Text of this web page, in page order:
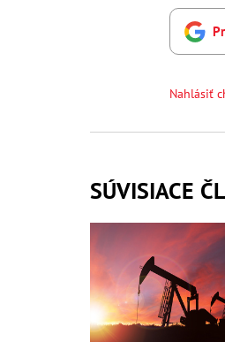
Nahlásiť
SÚVISIACE